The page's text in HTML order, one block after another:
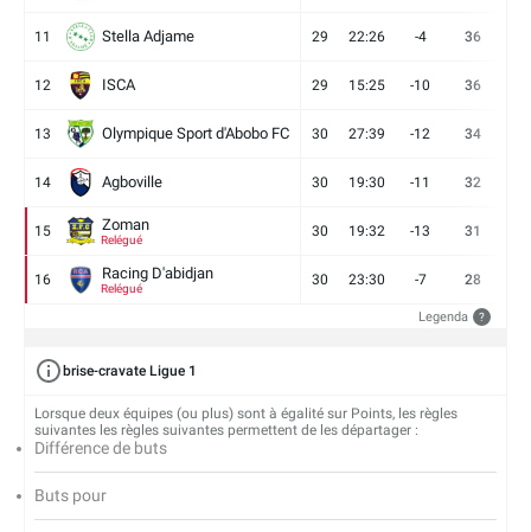
11 Stella Adjame 29 22:26 -4 36
12 ISCA 29 15:25 -10 36
13 Olympique Sport d'Abobo FC 30 27:39 -12 34
14 Agboville 30 19:30 -11 32
15 Zoman
Relégué
30 19:32 -13 31
16 Racing D'abidjan
Relégué
30 23:30 -7 28
Legenda ?
brise-cravate Ligue 1
Lorsque deux équipes (ou plus) sont à égalité sur Points, les règles
suivantes les règles suivantes permettent de les départager :
Différence de buts
Buts pour